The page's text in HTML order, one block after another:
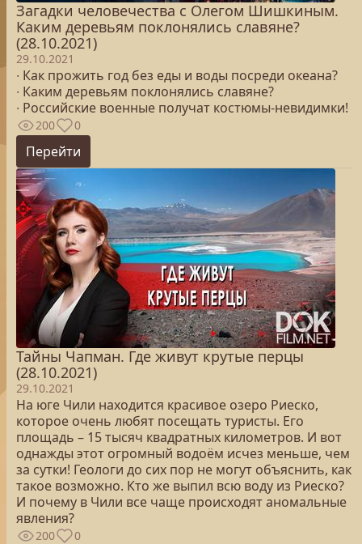
Загадки человечества с Олегом Шишкиным.
Каким деревьям поклонялись славяне?
(28.10.2021)
29.10.2021
∙ Как прожить год без еды и воды посреди океана?
∙ Каким деревьям поклонялись славяне?
∙ Российские военные получат костюмы-невидимки!
200 0
Перейти
Тайны Чапман. Где живут крутые перцы
(28.10.2021)
29.10.2021
На юге Чили находится красивое озеро Риеско,
которое очень любят посещать туристы. Его
площадь – 15 тысяч квадратных километров. И вот
однажды этот огромный водоём исчез меньше, чем
за сутки! Геологи до сих пор не могут объяснить, как
такое возможно. Кто же выпил всю воду из Риеско?
И почему в Чили все чаще происходят аномальные
явления?
200 0